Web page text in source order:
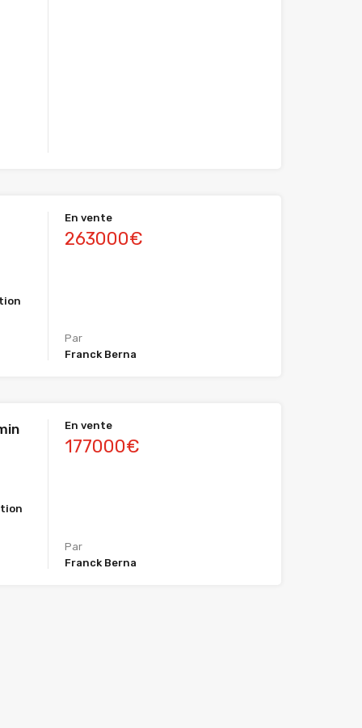
En vente
263000€
Par
Franck Berna
En vente
177000€
Par
Franck Berna